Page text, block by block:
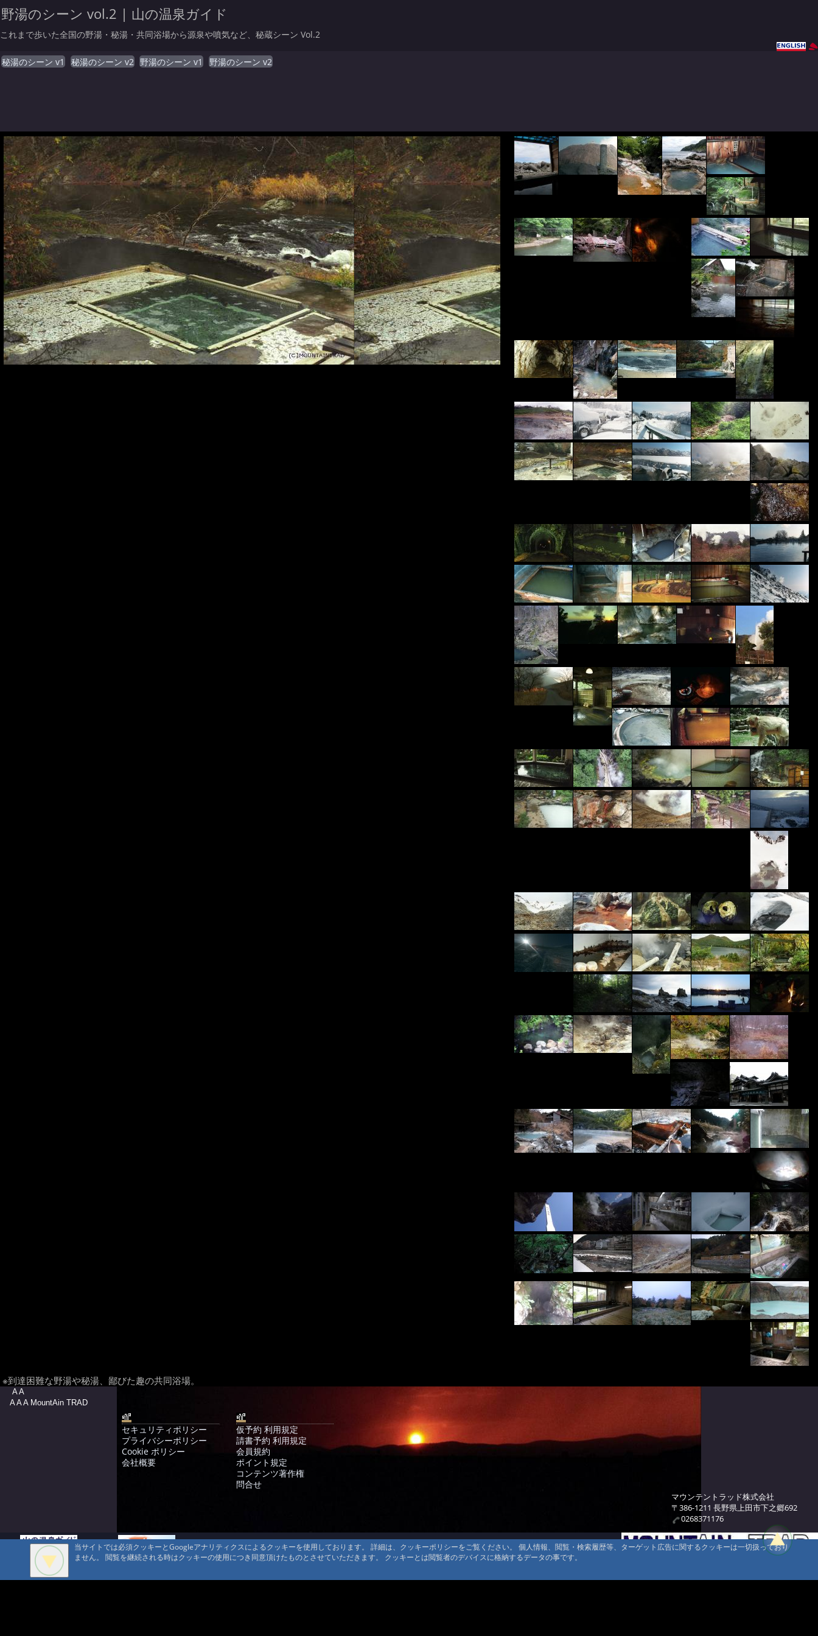
野湯のシーン vol.2 | 山の温泉ガイド
これまで歩いた全国の野湯・秘湯・共同浴場から源泉や噴気など、秘蔵シーン Vol.2
秘湯のシーン v1 秘湯のシーン v2 野湯のシーン v1 野湯のシーン v2
※到達困難な野湯や秘湯、鄙びた趣の共同浴場。
A A
A A A MountAin TRAD
セキュリティポリシー
プライバシーポリシー
Cookie ポリシー
会社概要
仮予約 利用規定
請書予約 利用規定
会員規約
ポイント規定
コンテンツ著作権
問合せ
マウンテントラッド株式会社
〒386-1211 長野県上田市下之郷692
0268371176
© 1999-2026 MountAin TRAD ® Inc. https://www.mountaintrad.co.jp
当サイトでは必須クッキーとGoogleアナリティクスによるクッキーを使用しております。 詳細は、クッキーポリシーをご覧ください。 個人情報、閲覧・検索履歴等、ターゲット広告に関するクッキーは一切扱っており
ません。 閲覧を継続される時はクッキーの使用につき同意頂けたものとさせていただきます。 クッキーとは閲覧者のデバイスに格納するデータの事です。